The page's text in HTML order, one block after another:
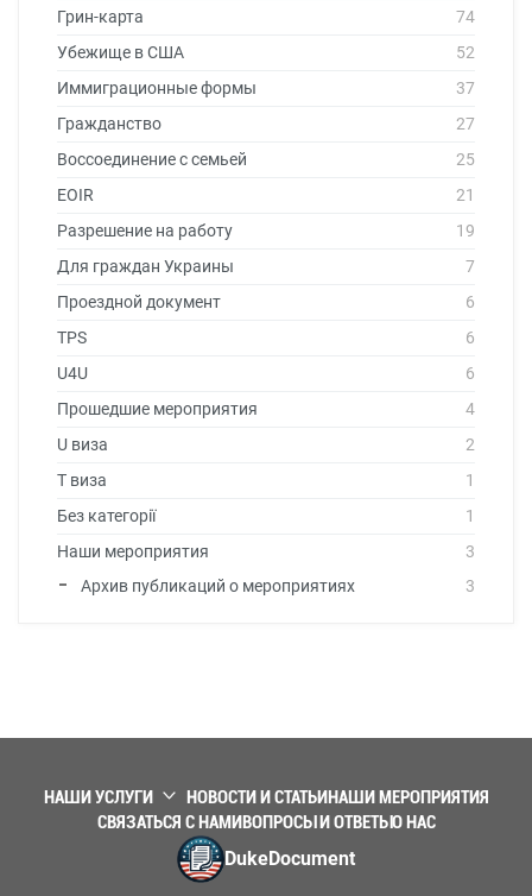
Грин-карта
74
Убежище в США
52
Иммиграционные формы
37
Гражданство
27
Воссоединение с семьей
25
EOIR
21
Разрешение на работу
19
Для граждан Украины
7
Проездной документ
6
TPS
6
U4U
6
Прошедшие мероприятия
4
U виза
2
T виза
1
Без категорії
1
Наши мероприятия
3
Архив публикаций о мероприятиях
3
НАШИ УСЛУГИ НОВОСТИ И СТАТЬИНАШИ МЕРОПРИЯТИЯ
СВЯЗАТЬСЯ С НАМИВОПРОСЫ И ОТВЕТЫО НАС
DukeDocument